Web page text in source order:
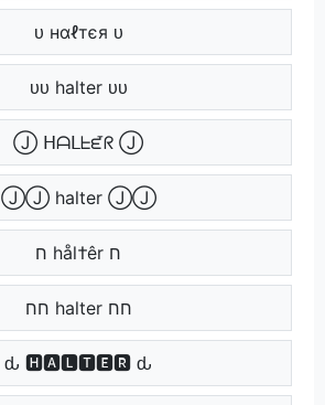
ᴜ нαℓтєя ᴜ
ᴜᴜ halter ᴜᴜ
Ⓙ ᕼᗩᒪᖶᘿᖇ Ⓙ
ⒿⒿ halter ⒿⒿ
ח hål†êr ח
חח halter חח
ԃ 🅷🅰🅻🆃🅴🆁 ԃ